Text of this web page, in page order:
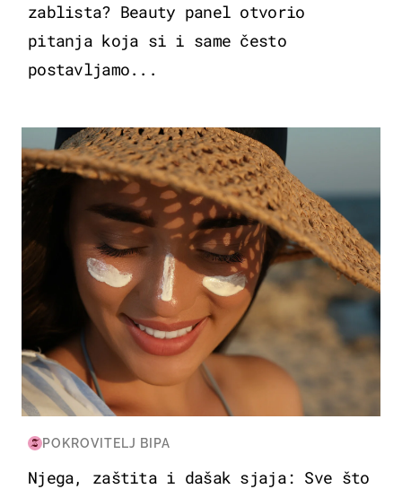
zablista? Beauty panel otvorio
pitanja koja si i same često
postavljamo...
MODA & LJEPOTA
POKROVITELJ BIPA
Njega, zaštita i dašak sjaja: Sve što